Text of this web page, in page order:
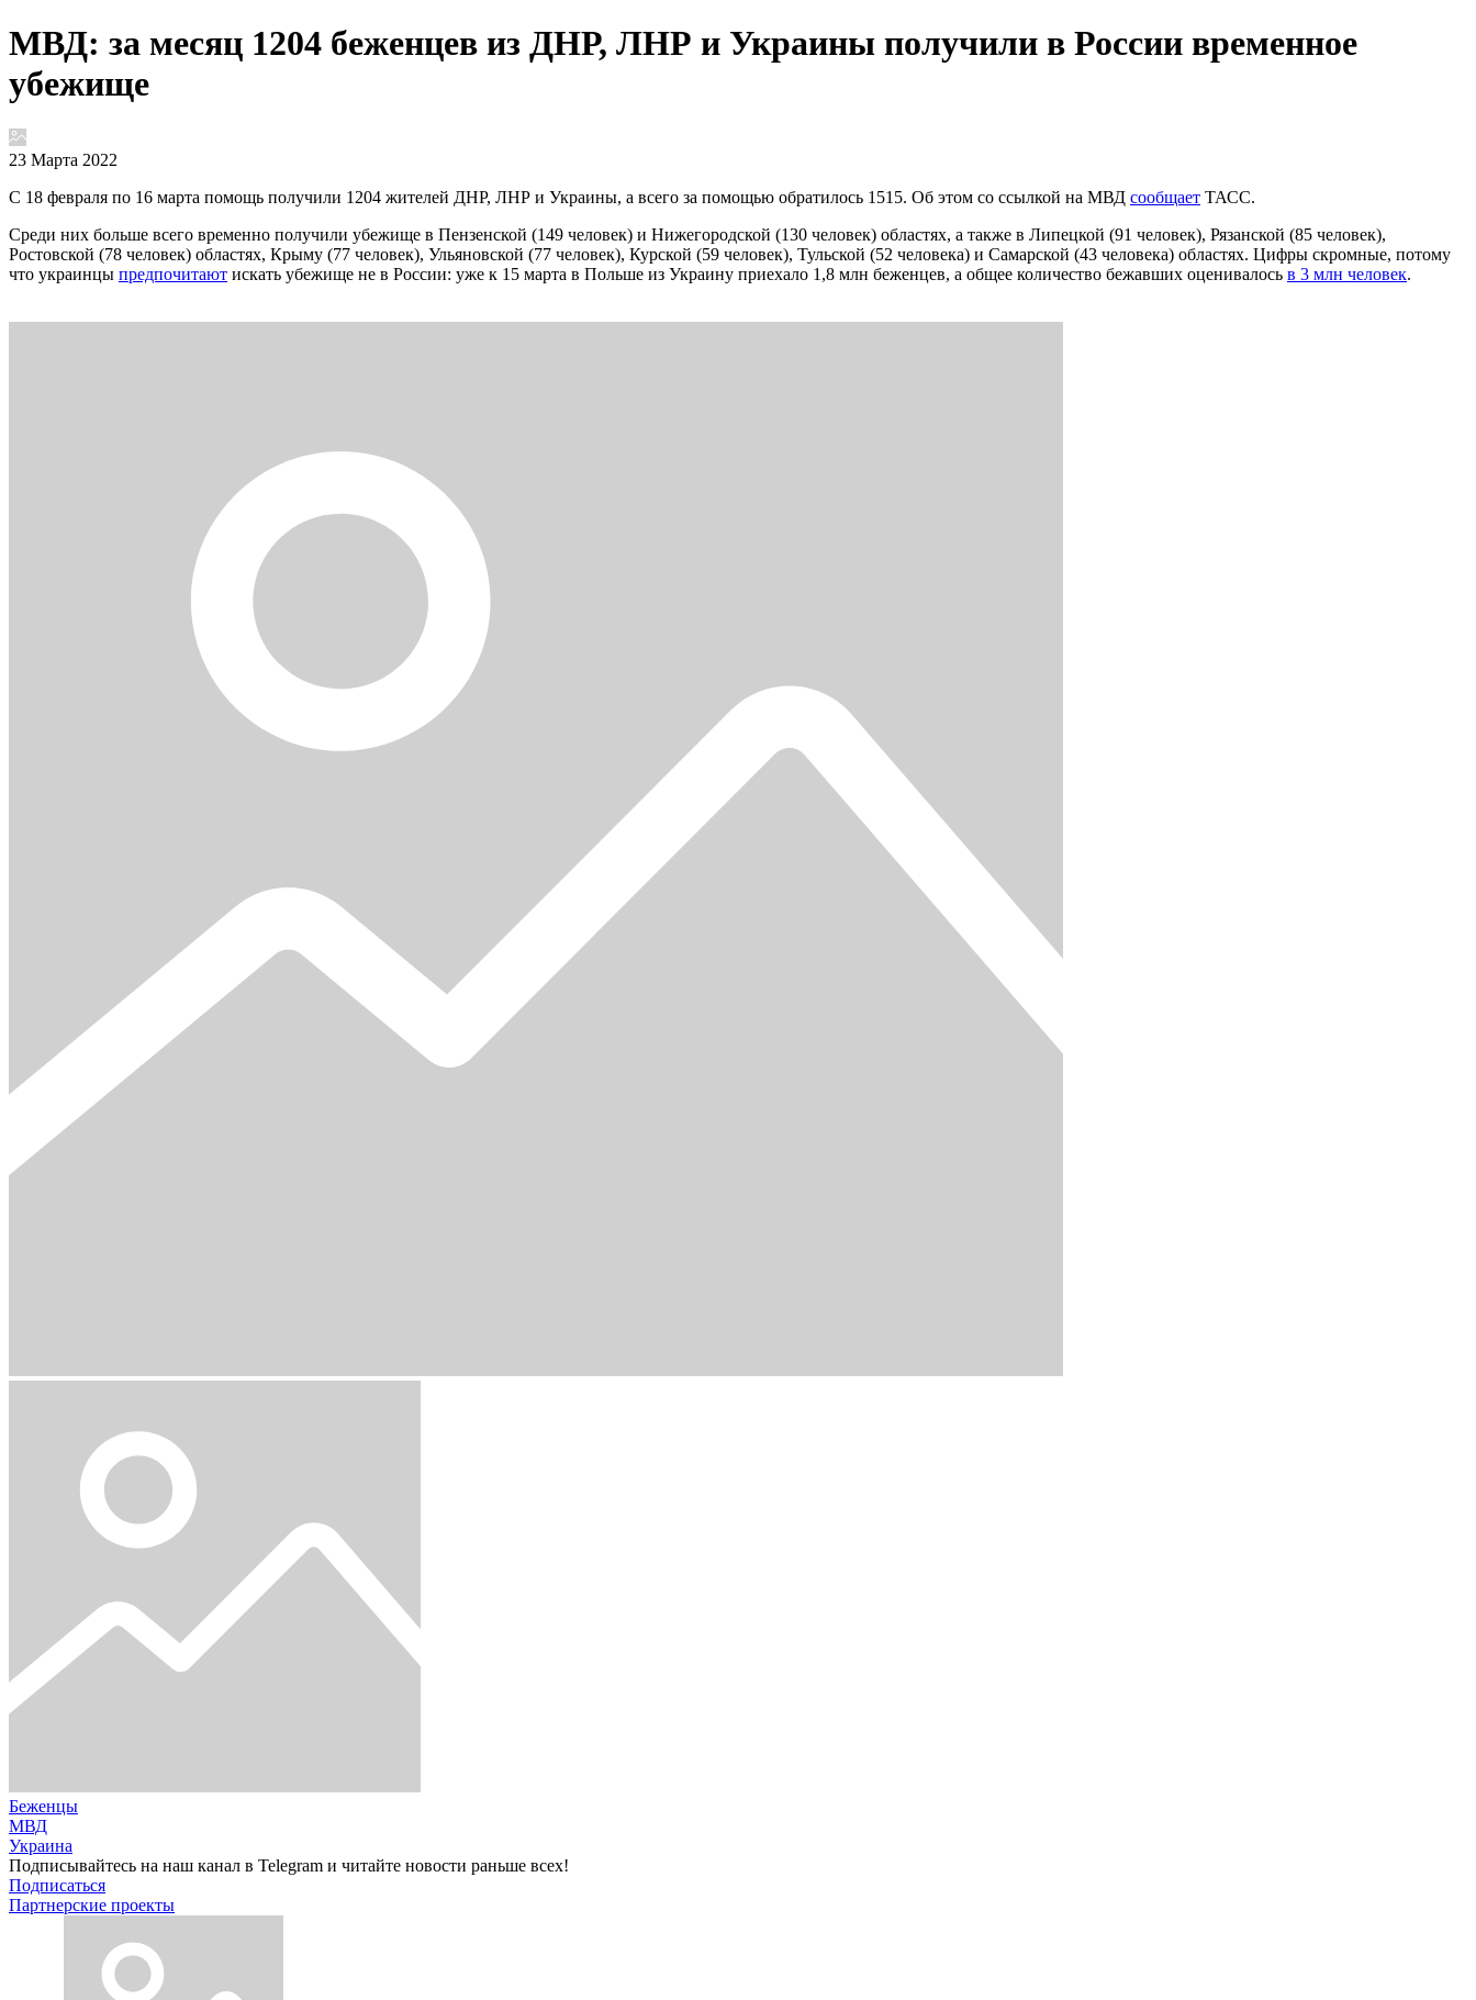
МВД: за месяц 1204 беженцев из ДНР, ЛНР и Украины получили в России временное
убежище
23 Марта 2022
С 18 февраля по 16 марта помощь получили 1204 жителей ДНР, ЛНР и Украины, а всего за помощью обратилось 1515. Об этом со ссылкой на МВД сообщает ТАСС.
Среди них больше всего временно получили убежище в Пензенской (149 человек) и Нижегородской (130 человек) областях, а также в Липецкой (91 человек), Рязанской (85 человек),
Ростовской (78 человек) областях, Крыму (77 человек), Ульяновской (77 человек), Курской (59 человек), Тульской (52 человека) и Самарской (43 человека) областях. Цифры скромные, потому
что украинцы предпочитают искать убежище не в России: уже к 15 марта в Польше из Украину приехало 1,8 млн беженцев, а общее количество бежавших оценивалось в 3 млн человек.
Беженцы
МВД
Украина
Подписывайтесь на наш канал в Telegram и читайте новости раньше всех!
Подписаться
Партнерские проекты